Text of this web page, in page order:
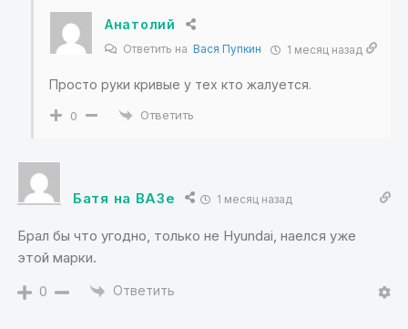
Анатолий
Ответить на Вася Пупкин 1 месяц назад
Просто руки кривые у тех кто жалуется.
0 Ответить
Батя на ВАЗе 1 месяц назад
Брал бы что угодно, только не Hyundai, наелся уже
этой марки.
0 Ответить